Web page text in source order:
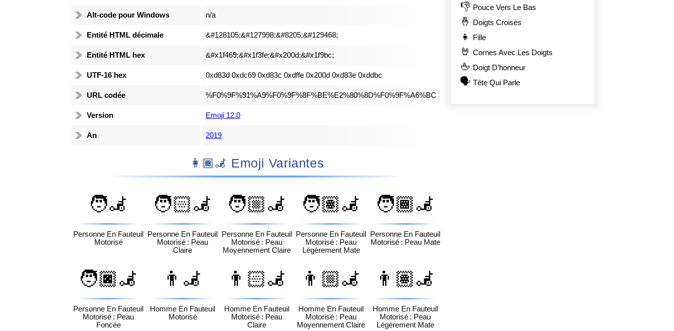
Alt-code pour Windows n/a
Entité HTML décimale &#128105;&#127998;&#8205;&#129468;
Entité HTML hex &#x1f469;&#x1f3fe;&#x200d;&#x1f9bc;
UTF-16 hex 0xd83d 0xdc69 0xd83c 0xdffe 0x200d 0xd83e 0xddbc
URL codée %F0%9F%91%A9%F0%9F%8F%BE%E2%80%8D%F0%9F%A6%BC
Version Emoji 12.0
An 2019
👩🏾‍🦼 Emoji Variantes
🧑‍🦼
Personne En Fauteuil
Motorisé
🧑🏻‍🦼
Personne En Fauteuil
Motorisé : Peau
Claire
🧑🏼‍🦼
Personne En Fauteuil
Motorisé : Peau
Moyennement Claire
🧑🏽‍🦼
Personne En Fauteuil
Motorisé : Peau
Légèrement Mate
🧑🏾‍🦼
Personne En Fauteuil
Motorisé : Peau Mate
🧑🏿‍🦼
Personne En Fauteuil
Motorisé : Peau
Foncée
👨‍🦼
Homme En Fauteuil
Motorisé
👨🏻‍🦼
Homme En Fauteuil
Motorisé : Peau
Claire
👨🏼‍🦼
Homme En Fauteuil
Motorisé : Peau
Moyennement Claire
👨🏽‍🦼
Homme En Fauteuil
Motorisé : Peau
Légèrement Mate
👎 Pouce Vers Le Bas
🤞 Doigts Croisés
👧 Fille
🤘 Cornes Avec Les Doigts
🖕 Doigt D’honneur
🗣️ Tête Qui Parle